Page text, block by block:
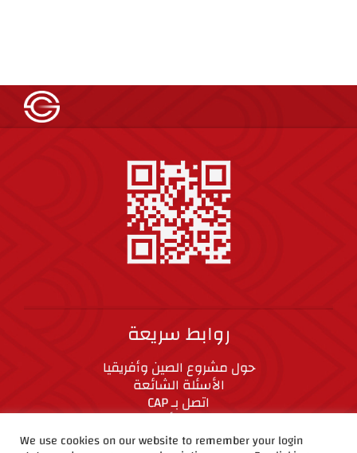
روابط سريعة
حول مشروع الصين وأفريقيا
الأسئلة الشائعة
اتصل بـ CAP
المعايير الأخلاقية
We use cookies on our website to remember your login